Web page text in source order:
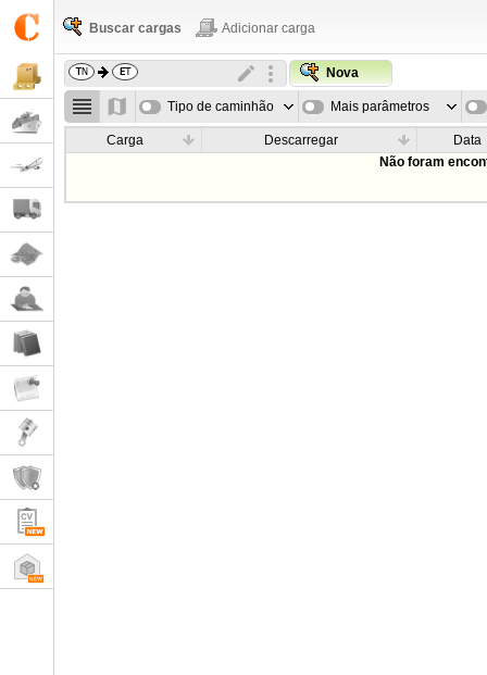
Buscar cargas Adicionar carga
Nova
Tipo de caminhão Mais parâmetros
Carga Descarregar
Data
Não foram